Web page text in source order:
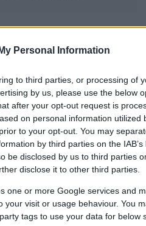
Personal Information
to third parties, or processing of
by us, please use the below
after your opt-out request is
on personal information utilized
to your opt-out. You may
by third parties on the
be disclosed by us to third parties
disclose it to other third parties.
one or more Google services and
your visit or usage behaviour. You
tags to use your data for below
05/2025 09:08
της Αττικής με 65
05/2025 13:12
«Επιχειρώ
στις
περιοχές